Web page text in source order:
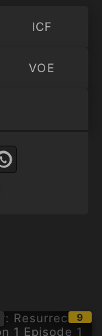
ICF
VOE
9